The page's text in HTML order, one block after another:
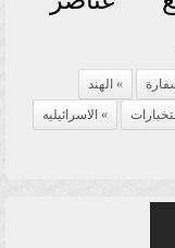
الهند
الاسرائيليه